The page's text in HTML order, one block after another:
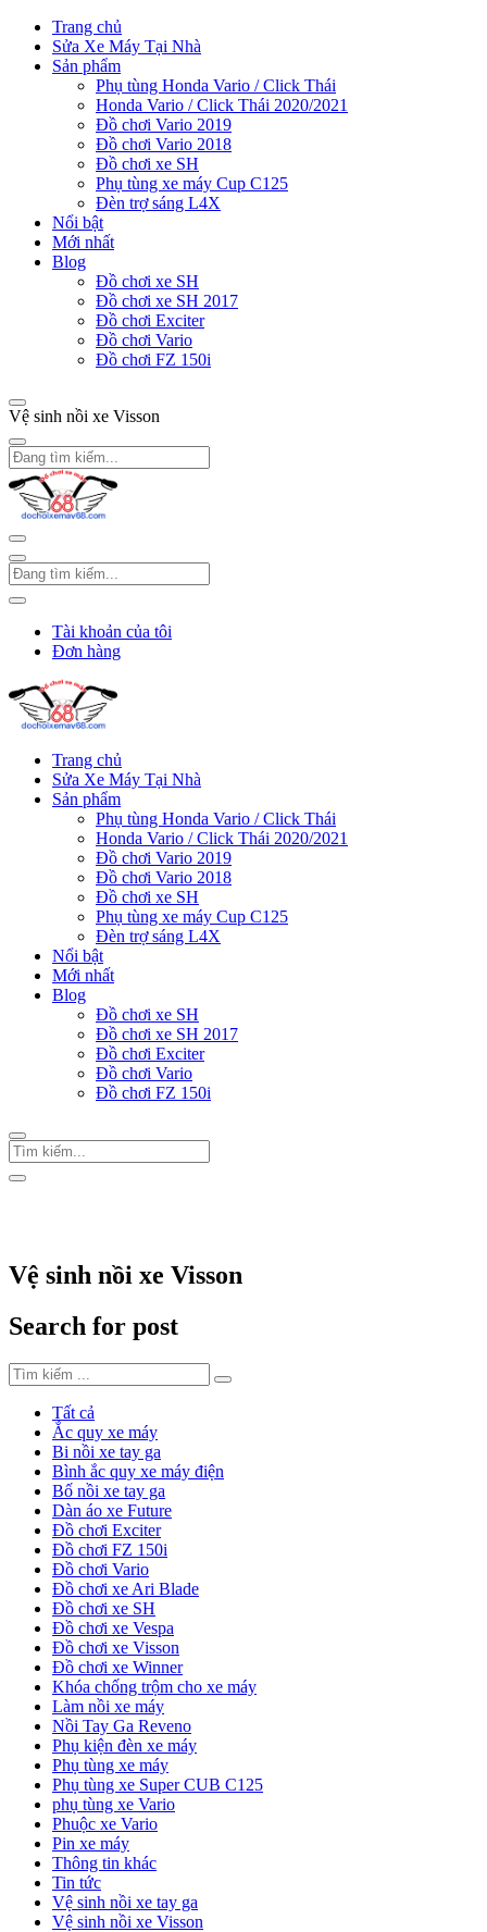
Trang chủ
Sửa Xe Máy Tại Nhà
Sản phẩm
Phụ tùng Honda Vario / Click Thái
Honda Vario / Click Thái 2020/2021
Đồ chơi Vario 2019
Đồ chơi Vario 2018
Đồ chơi xe SH
Phụ tùng xe máy Cup C125
Đèn trợ sáng L4X
Nổi bật
Mới nhất
Blog
Đồ chơi xe SH
Đồ chơi xe SH 2017
Đồ chơi Exciter
Đồ chơi Vario
Đồ chơi FZ 150i
Vệ sinh nồi xe Visson
Tài khoản của tôi
Đơn hàng
Trang chủ
Sửa Xe Máy Tại Nhà
Sản phẩm
Phụ tùng Honda Vario / Click Thái
Honda Vario / Click Thái 2020/2021
Đồ chơi Vario 2019
Đồ chơi Vario 2018
Đồ chơi xe SH
Phụ tùng xe máy Cup C125
Đèn trợ sáng L4X
Nổi bật
Mới nhất
Blog
Đồ chơi xe SH
Đồ chơi xe SH 2017
Đồ chơi Exciter
Đồ chơi Vario
Đồ chơi FZ 150i
Vệ sinh nồi xe Visson
Search for post
Tất cả
Ắc quy xe máy
Bi nồi xe tay ga
Bình ắc quy xe máy điện
Bố nồi xe tay ga
Dàn áo xe Future
Đồ chơi Exciter
Đồ chơi FZ 150i
Đồ chơi Vario
Đồ chơi xe Ari Blade
Đồ chơi xe SH
Đồ chơi xe Vespa
Đồ chơi xe Visson
Đồ chơi xe Winner
Khóa chống trộm cho xe máy
Làm nồi xe máy
Nồi Tay Ga Reveno
Phụ kiện đèn xe máy
Phụ tùng xe máy
Phụ tùng xe Super CUB C125
phụ tùng xe Vario
Phuộc xe Vario
Pin xe máy
Thông tin khác
Tin tức
Vệ sinh nồi xe tay ga
Vệ sinh nồi xe Visson